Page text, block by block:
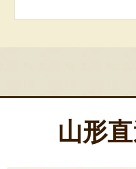
山形